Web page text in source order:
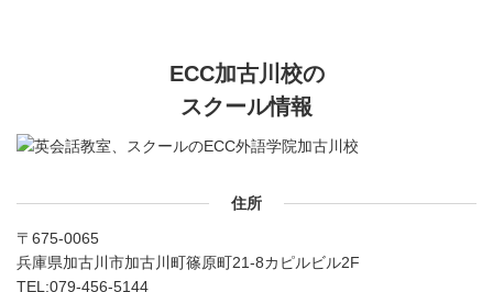
ECC加古川校の
スクール情報
住所
〒675-0065
兵庫県加古川市加古川町篠原町21-8カピルビル2F
TEL:079-456-5144